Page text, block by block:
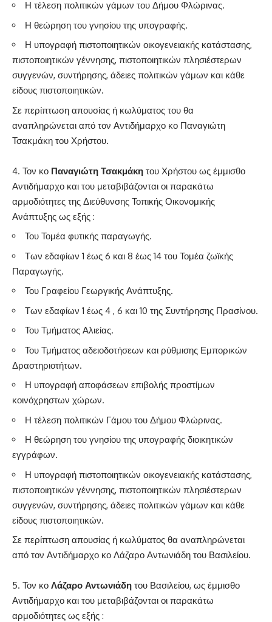
Η τέλεση πολιτικών γάμων του Δήμου Φλώρινας.
Η θεώρηση του γνησίου της υπογραφής.
Η υπογραφή πιστοποιητικών οικογενειακής κατάστασης,
πιστοποιητικών γέννησης, πιστοποιητικών πλησιέστερων
συγγενών, συντήρησης, άδειες πολιτικών γάμων και κάθε
είδους πιστοποιητικών.
Σε περίπτωση απουσίας ή κωλύματος του θα
αναπληρώνεται από τον Αντιδήμαρχο κο Παναγιώτη
Τσακμάκη του Χρήστου.
Τον κο Παναγιώτη Τσακμάκη του Χρήστου ως έμμισθο
Αντιδήμαρχο και του μεταβιβάζονται οι παρακάτω
αρμοδιότητες της Διεύθυνσης Τοπικής Οικονομικής
Ανάπτυξης ως εξής :
Του Τομέα φυτικής παραγωγής.
Των εδαφίων 1 έως 6 και 8 έως 14 του Τομέα ζωϊκής
Παραγωγής.
Του Γραφείου Γεωργικής Ανάπτυξης.
Των εδαφίων 1 έως 4 , 6 και 10 της Συντήρησης Πρασίνου.
Του Τμήματος Αλιείας.
Του Τμήματος αδειοδοτήσεων και ρύθμισης Εμπορικών
Δραστηριοτήτων.
Η υπογραφή αποφάσεων επιβολής προστίμων
κοινόχρηστων χώρων.
Η τέλεση πολιτικών Γάμου του Δήμου Φλώρινας.
Η θεώρηση του γνησίου της υπογραφής διοικητικών
εγγράφων.
Η υπογραφή πιστοποιητικών οικογενειακής κατάστασης,
πιστοποιητικών γέννησης, πιστοποιητικών πλησιέστερων
συγγενών, συντήρησης, άδειες πολιτικών γάμων και κάθε
είδους πιστοποιητικών.
Σε περίπτωση απουσίας ή κωλύματος θα αναπληρώνεται
από τον Αντιδήμαρχο κο Λάζαρο Αντωνιάδη του Βασιλείου.
Τον κο Λάζαρο Αντωνιάδη του Βασιλείου, ως έμμισθο
Αντιδήμαρχο και του μεταβιβάζονται οι παρακάτω
αρμοδιότητες ως εξής :